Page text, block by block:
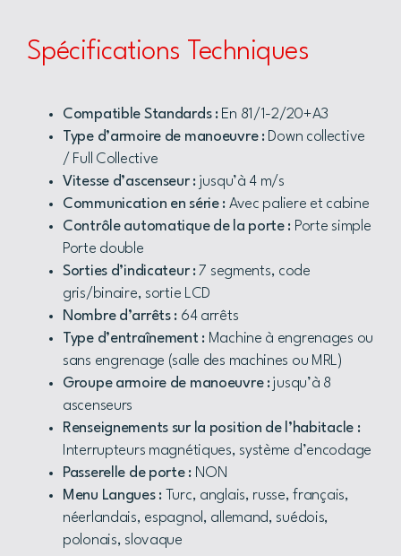
Spécifications Techniques
Compatible Standards :En 81/1-2/20+A3
Type d’armoire de manoeuvre :Down collective
/ Full Collective
Vitesse d’ascenseur :jusqu’à 4 m/s
Communication en série : Avec paliere et cabine
Contrôle automatique de la porte : Porte simple
Porte double
Sorties d’indicateur :7 segments, code
gris/binaire, sortie LCD
Nombre d’arrêts : 64 arrêts
Type d’entraînement :Machine à engrenages ou
sans engrenage (salle des machines ou MRL)
Groupe armoire de manoeuvre :jusqu’à 8
ascenseurs
Renseignements sur la position de l’habitacle :
Interrupteurs magnétiques, système d’encodage
Passerelle de porte :NON
Menu Langues :Turc, anglais, russe, français,
néerlandais, espagnol, allemand, suédois,
polonais, slovaque